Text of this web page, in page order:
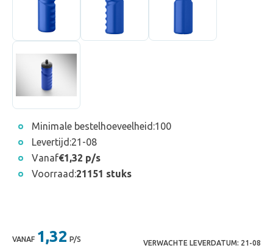
Minimale bestelhoeveelheid:100
Levertijd:21-08
Vanaf€1,32 p/s
Voorraad:21151 stuks
VANAF 1,32 P/S VERWACHTE LEVERDATUM: 21-08